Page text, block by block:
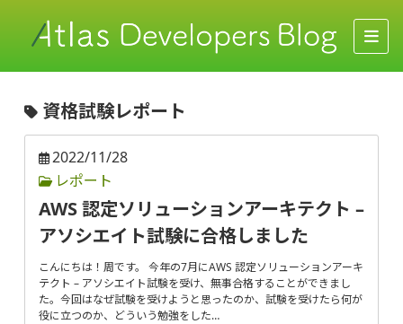
資格試験レポート
2022/11/28
レポート
AWS 認定ソリューションアーキテクト –
アソシエイト試験に合格しました
こんにちは！周です。 今年の7月にAWS 認定ソリューションアーキ
テクト – アソシエイト試験を受け、無事合格することができまし
た。今回はなぜ試験を受けようと思ったのか、試験を受けたら何が
役に立つのか、どういう勉強をした…